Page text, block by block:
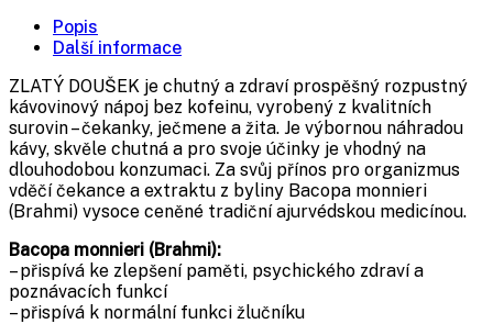
Popis
Další informace
ZLATÝ DOUŠEK je chutný a zdraví prospěšný rozpustný
kávovinový nápoj bez kofeinu, vyrobený z kvalitních
surovin – čekanky, ječmene a žita. Je výbornou náhradou
kávy, skvěle chutná a pro svoje účinky je vhodný na
dlouhodobou konzumaci. Za svůj přínos pro organizmus
vděčí čekance a extraktu z byliny Bacopa monnieri
(Brahmi) vysoce ceněné tradiční ajurvédskou medicínou.
Bacopa monnieri (Brahmi):
– přispívá ke zlepšení paměti, psychického zdraví a
poznávacích funkcí
– přispívá k normální funkci žlučníku